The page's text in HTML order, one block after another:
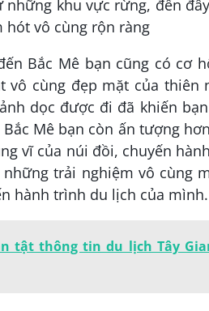
những khu vực rừng, đến
vô cùng rộn ràng
Bắc Mê bạn cũng có cơ
vô cùng đẹp mặt của thiên
dọc được đi đã khiến
Mê bạn còn ấn tượng
vĩ của núi đồi, chuyến
trải nghiệm vô cùng
hành trình du lịch của mình.
tật thông tin du lịch Tây